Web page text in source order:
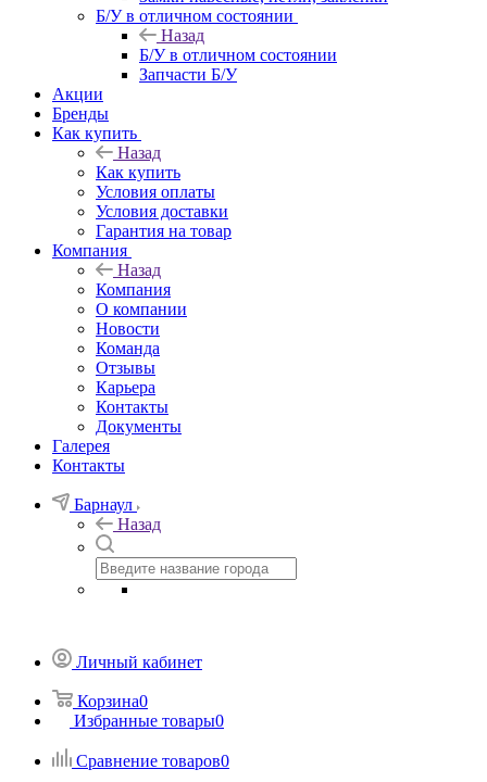
Б/У в отличном состоянии
Назад
Б/У в отличном состоянии
Запчасти Б/У
Акции
Бренды
Как купить
Назад
Как купить
Условия оплаты
Условия доставки
Гарантия на товар
Компания
Назад
Компания
О компании
Новости
Команда
Отзывы
Карьера
Контакты
Документы
Галерея
Контакты
Барнаул
Назад
Личный кабинет
Корзина0
Избранные товары0
Сравнение товаров0